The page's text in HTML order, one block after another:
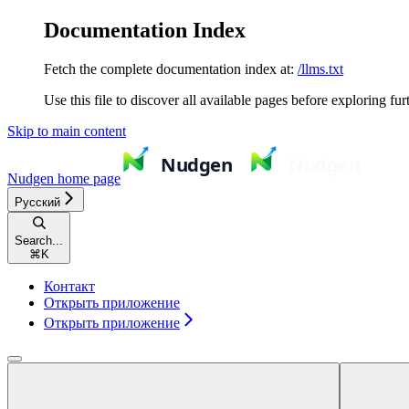
Documentation Index
Fetch the complete documentation index at: /llms.txt
Use this file to discover all available pages before exploring
Skip to main content
Nudgen home page
Русский
Search...
⌘ K
Контакт
Открыть приложение
Открыть приложение